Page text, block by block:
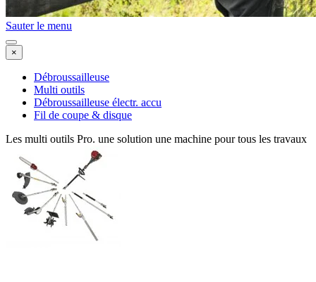
Sauter le menu
×
Débroussailleuse
Multi outils
Débroussailleuse électr. accu
Fil de coupe & disque
Les multi outils Pro. une solution une machine pour tous les travaux